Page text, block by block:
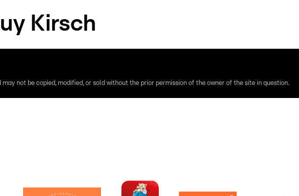
Kirsch
not be copied, modified, or sold without the prior permission of the owner of the site in question.